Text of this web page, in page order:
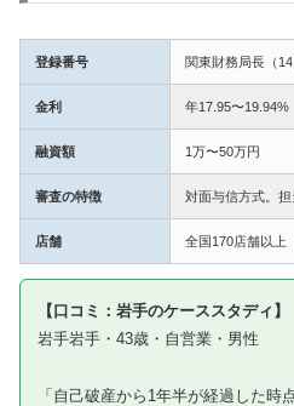
登録番号 関東財務局長（
金利 年17.95〜19.94%
融資額 1万〜50万円
審査の特徴 対面与信方式。
店舗 全国170店舗以上
【口コミ：岩手のケーススタディ】
岩手岩手・43歳・自営業・男性
「自己破産から1年半が経過した時